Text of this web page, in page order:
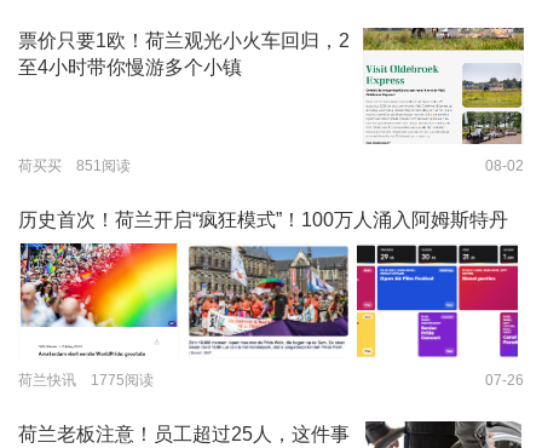
票价只要1欧！荷兰观光小火车回归，2
至4小时带你慢游多个小镇
荷买买 851阅读 08-02
历史首次！荷兰开启“疯狂模式”！100万人涌入阿姆斯特丹
荷兰快讯 1775阅读 07-26
荷兰老板注意！员工超过25人，这件事